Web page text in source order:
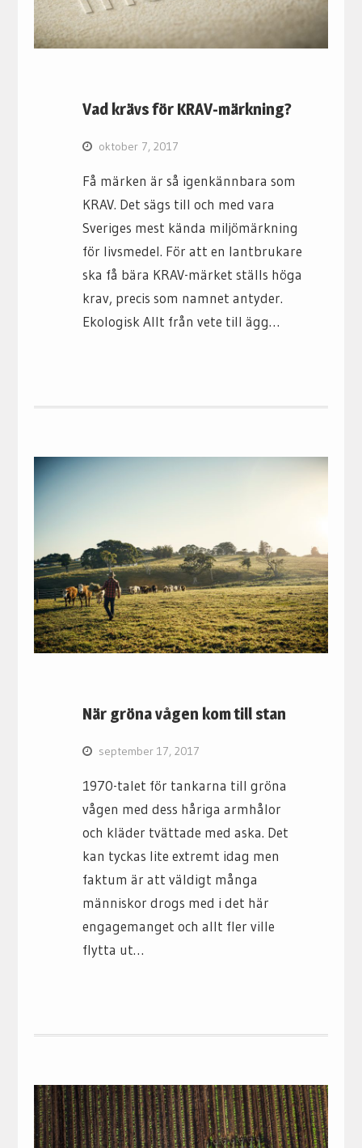
Vad krävs för KRAV-märkning?
oktober 7, 2017
Få märken är så igenkännbara som
KRAV. Det sägs till och med vara
Sveriges mest kända miljömärkning
för livsmedel. För att en lantbrukare
ska få bära KRAV-märket ställs höga
krav, precis som namnet antyder.
Ekologisk Allt från vete till ägg…
När gröna vågen kom till stan
september 17, 2017
1970-talet för tankarna till gröna
vågen med dess håriga armhålor
och kläder tvättade med aska. Det
kan tyckas lite extremt idag men
faktum är att väldigt många
människor drogs med i det här
engagemanget och allt fler ville
flytta ut…